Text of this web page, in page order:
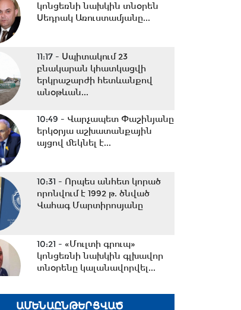
կոնցեռնի նախկին տնօրեն
Սեդրակ Առուստամյանը...
11:17 - Սպիտակում 23
բնակարան կհատկացվի
երկրաշարժի հետևանքով
անօթևան...
10:49 - Վարչապետ Փաշինյանը
երկօրյա աշխատանքային
այցով մեկնել է...
10:31 - Որպես անհետ կորած
որոնվում է 1992 թ. ծնված
Վահագ Մարտիրոսյանը
10:21 - «Մուլտի գրուպ»
կոնցեռնի նախկին գլխավոր
տնօրենը կալանավորվել...
10:09 -Երեք նախարարություն
ԱՄԵՆԱԸՆԹԵՐՑՎԱԾ